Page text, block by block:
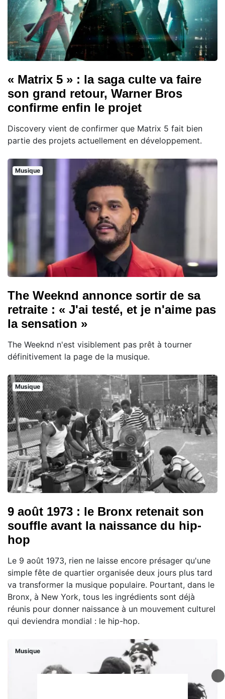
« Matrix 5 » : la saga culte va faire
son grand retour, Warner Bros
confirme enfin le projet
Discovery vient de confirmer que Matrix 5 fait bien
partie des projets actuellement en développement.
Musique
The Weeknd annonce sortir de sa
retraite : « J'ai testé, et je n'aime pas
la sensation »
The Weeknd n'est visiblement pas prêt à tourner
définitivement la page de la musique.
Musique
9 août 1973 : le Bronx retenait son
souffle avant la naissance du hip-
hop
Le 9 août 1973, rien ne laisse encore présager qu'une
simple fête de quartier organisée deux jours plus tard
va transformer la musique populaire. Pourtant, dans le
Bronx, à New York, tous les ingrédients sont déjà
réunis pour donner naissance à un mouvement culturel
qui deviendra mondial : le hip-hop.
Musique